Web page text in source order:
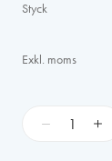
Styck
Exkl. moms
+